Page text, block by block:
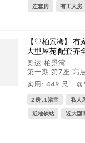
连套房 有工人房
【♡柏景湾】 有
大型屋苑 配套齐
奥运 柏景湾
第一期 第7座 高
实用: 449 尺
2 房 , 1 浴室 私人
近地铁站 近大型